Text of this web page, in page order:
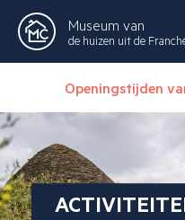
Museum van
de huizen uit de
Openingstijden